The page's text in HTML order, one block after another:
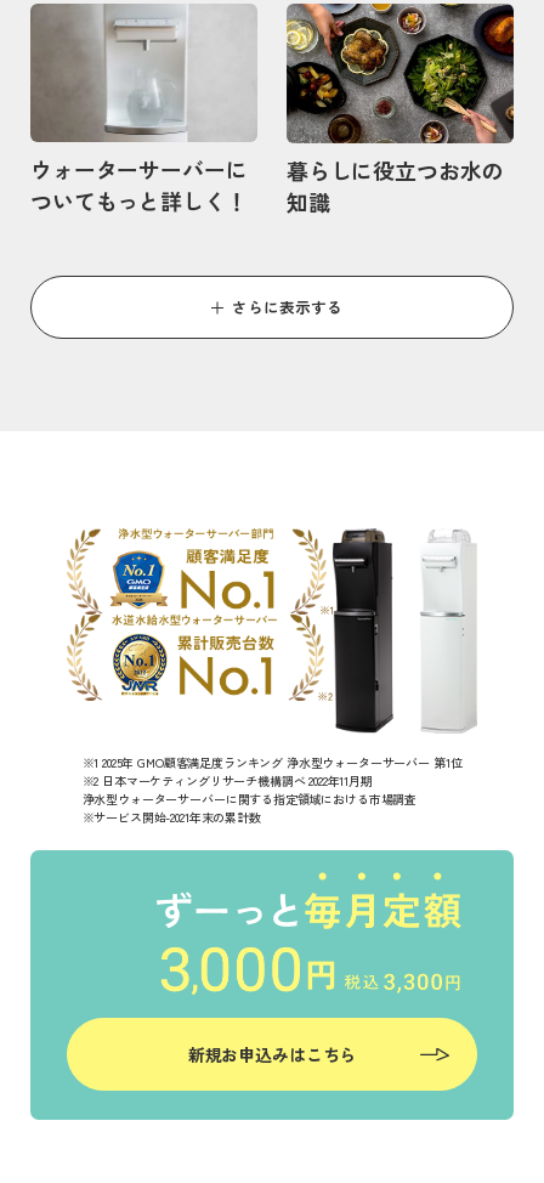
ウォーターサーバーに
ついてもっと詳しく！
記事を読む
暮らしに役立つお水の
知識
記事を読む
さらに表示する
※1 2025年 GMO顧客満足度ランキング 浄水型ウォーターサーバー 第1位
※2 日本マーケティングリサーチ機構調べ 2022年11月期
浄水型ウォーターサーバーに関する指定領域における市場調査
※サービス開始-2021年末の累計数
新規お申込みはこちら